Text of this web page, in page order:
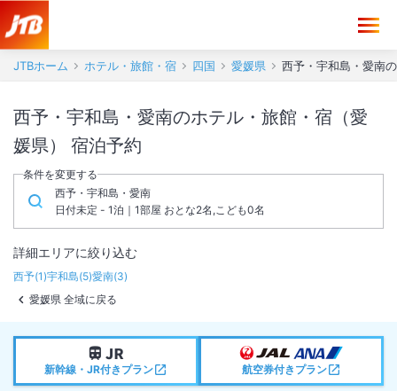
JTBホーム ホテル・旅館・宿 四国 愛媛県 西予・宇和島・愛南
西予・宇和島・愛南のホテル・旅館・宿（愛
媛県） 宿泊予約
条件を変更する
西予・宇和島・愛南
日付未定 - 1泊｜1部屋 おとな2名,こども0名
詳細エリアに絞り込む
西予(1)宇和島(5)愛南(3)
愛媛県 全域に戻る
新幹線・JR付きプラン 航空券付きプラン